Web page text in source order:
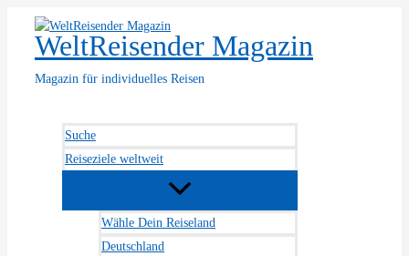
Inhalt
springenWeltReisender Magazin
Magazin für individuelles Reisen
Suche
Reiseziele weltweit
Wähle Dein Reiseland
Deutschland